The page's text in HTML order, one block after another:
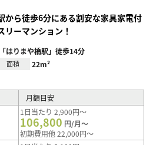
から徒歩6分にある割安な家具家電付
リーマンション！
はりまや橋駅」徒歩14分
面積 22m²
月額目安
1日当たり 2,900円～
106,800 円/月～
初期費用他 22,000円～